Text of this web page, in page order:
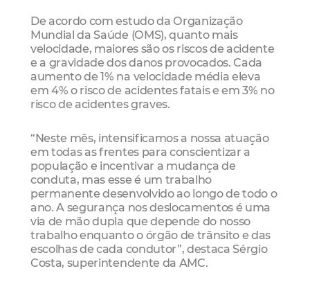
De acordo com estudo da Organização
Mundial da Saúde (OMS), quanto mais
velocidade, maiores são os riscos de acidente
e a gravidade dos danos provocados. Cada
aumento de 1% na velocidade média eleva
em 4% o risco de acidentes fatais e em 3% no
risco de acidentes graves.
“Neste mês, intensificamos a nossa atuação
em todas as frentes para conscientizar a
população e incentivar a mudança de
conduta, mas esse é um trabalho
permanente desenvolvido ao longo de todo o
ano. A segurança nos deslocamentos é uma
via de mão dupla que depende do nosso
trabalho enquanto o órgão de trânsito e das
escolhas de cada condutor”, destaca Sérgio
Costa, superintendente da AMC.